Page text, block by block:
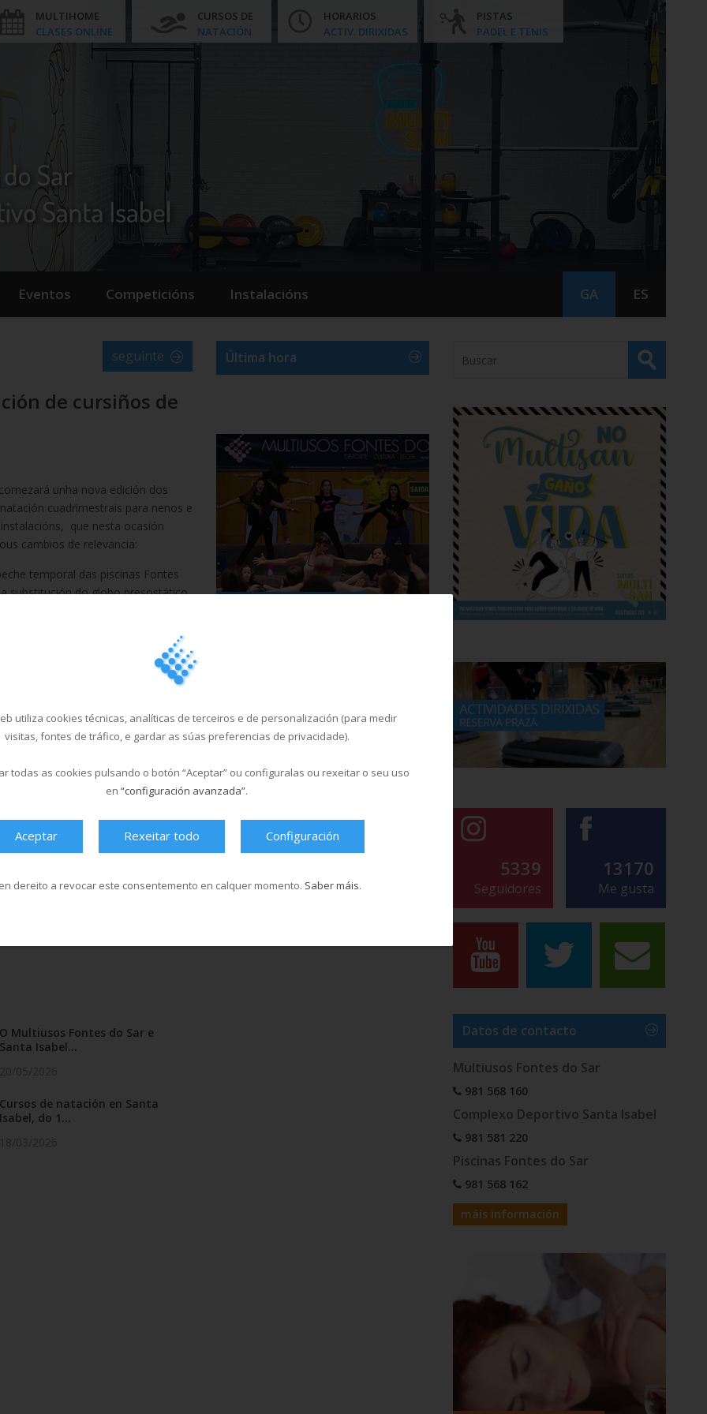
MULTIHOME
CLASES ONLINE
CURSOS DE
NATACIÓN
HORARIOS
ACTIV. DIRIXIDAS
PISTAS
PADEL E TENIS
Eventos Competicións Instalacións GA ES
seguinte
de cursiños de
unha nova edición dos
cuadrimestrais para nenos e
que nesta ocasión
cambios de relevancia:
temporal das piscinas Fontes
substitución do globo presostático
COVID e á xestión do aforo
serán para idades
controlar o cumprimento das
esta zona en momentos de máis
poden acceder a eles tanto os
os trámites online. Abrirase para
Os non abonados poderán
Hai cursiños de iniciación,
Podes consultar a oferta
O Multiusos Fontes do Sar e
Santa Isabel...
Cursos de natación en Santa
Isabel, do 1...
Última hora
5339
Seguidores
13170
Me gusta
Datos de contacto
Multiusos Fontes do Sar
981 568 160
Complexo Deportivo Santa Isabel
981 581 220
Piscinas Fontes do Sar
981 568 162
máis información
utiliza cookies técnicas, analíticas de terceiros e de personalización (para medir
visitas, fontes de tráfico, e gardar as súas preferencias de privacidade).
todas as cookies pulsando o botón “Aceptar” ou configuralas ou rexeitar o seu uso
en “configuración avanzada”.
Aceptar Rexeitar todo Configuración
dereito a revocar este consentemento en calquer momento. Saber máis.